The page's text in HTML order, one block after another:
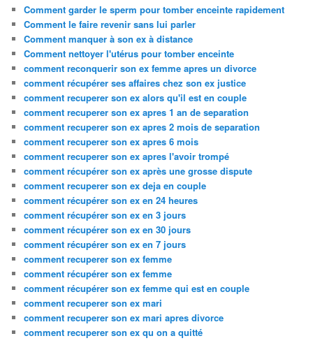
Comment garder le sperm pour tomber enceinte rapidement
Comment le faire revenir sans lui parler
Comment manquer à son ex à distance
Comment nettoyer l'utérus pour tomber enceinte
comment reconquerir son ex femme apres un divorce
comment récupérer ses affaires chez son ex justice
comment recuperer son ex alors qu'il est en couple
comment recuperer son ex apres 1 an de separation
comment recuperer son ex apres 2 mois de separation
comment recuperer son ex apres 6 mois
comment recuperer son ex apres l'avoir trompé
comment récupérer son ex après une grosse dispute
comment recuperer son ex deja en couple
comment récupérer son ex en 24 heures
comment récupérer son ex en 3 jours
comment récupérer son ex en 30 jours
comment récupérer son ex en 7 jours
comment recuperer son ex femme
comment récupérer son ex femme
comment récupérer son ex femme qui est en couple
comment recuperer son ex mari
comment recuperer son ex mari apres divorce
comment recuperer son ex qu on a quitté